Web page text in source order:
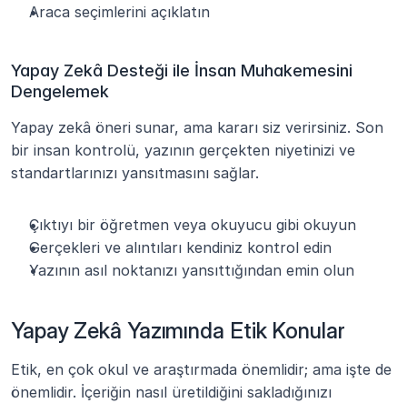
Araca seçimlerini açıklatın
Yapay Zekâ Desteği ile İnsan Muhakemesini
Dengelemek
Yapay zekâ öneri sunar, ama kararı siz verirsiniz. Son
bir insan kontrolü, yazının gerçekten niyetinizi ve
standartlarınızı yansıtmasını sağlar.
Çıktıyı bir öğretmen veya okuyucu gibi okuyun
Gerçekleri ve alıntıları kendiniz kontrol edin
Yazının asıl noktanızı yansıttığından emin olun
Yapay Zekâ Yazımında Etik Konular
Etik, en çok okul ve araştırmada önemlidir; ama işte de
önemlidir. İçeriğin nasıl üretildiğini sakladığınızı